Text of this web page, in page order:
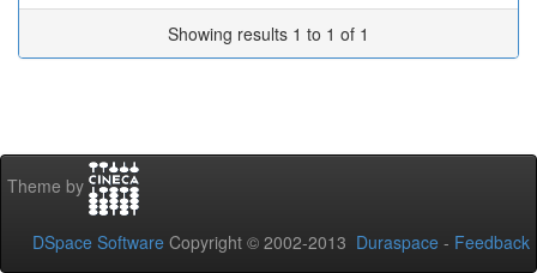
Showing results 1 to 1 of 1
Theme by
DSpace Software Copyright © 2002-2013 Duraspace - Feedback